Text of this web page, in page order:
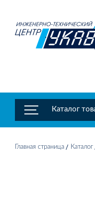
Каталог
Главная страница Каталог